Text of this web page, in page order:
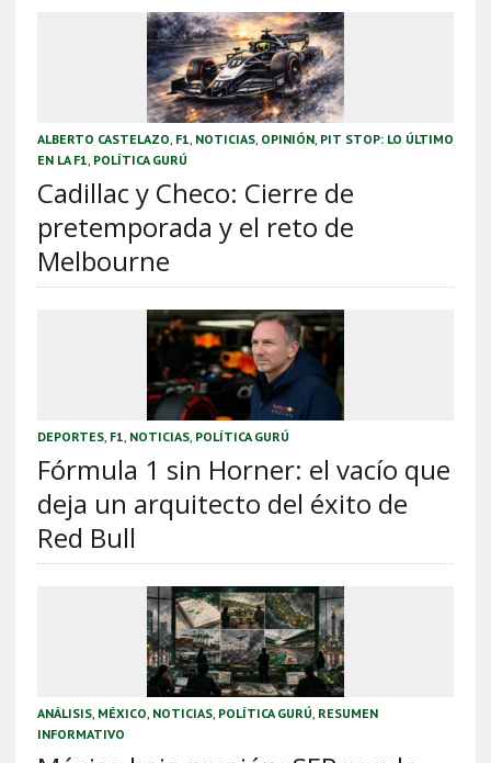
ALBERTO CASTELAZO, F1, NOTICIAS, OPINIÓN, PIT STOP: LO ÚLTIMO
EN LA F1, POLÍTICA GURÚ
Cadillac y Checo: Cierre de
pretemporada y el reto de
Melbourne
DEPORTES, F1, NOTICIAS, POLÍTICA GURÚ
Fórmula 1 sin Horner: el vacío que
deja un arquitecto del éxito de
Red Bull
ANÁLISIS, MÉXICO, NOTICIAS, POLÍTICA GURÚ, RESUMEN
INFORMATIVO